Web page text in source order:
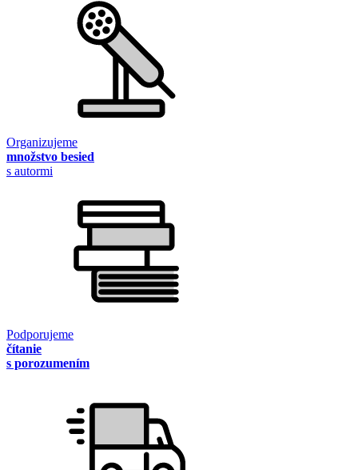
Organizujeme
množstvo besied
s autormi
Podporujeme
čítanie
s porozumením